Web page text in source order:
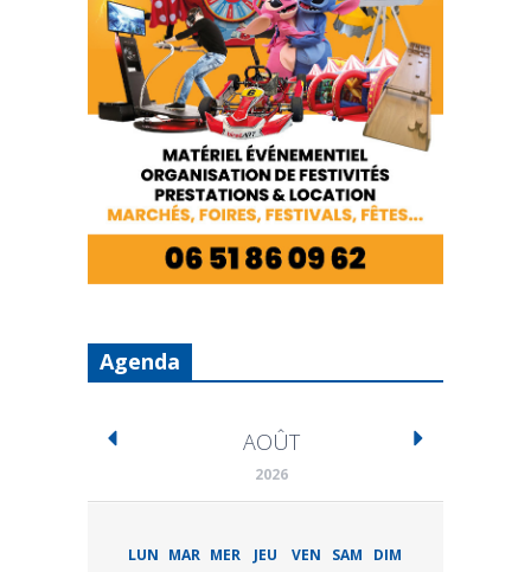
Agenda
AOÛT
2026
LUN MAR MER JEU VEN SAM DIM